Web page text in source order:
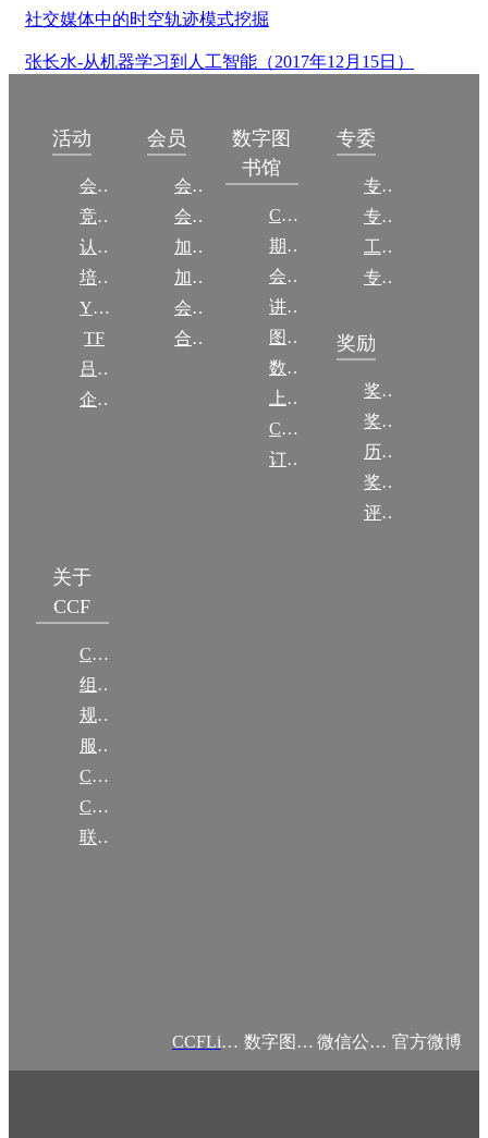
社交媒体中的时空轨迹模式挖掘
张长水-从机器学习到人工智能（2017年12月15日）
活动
会议
竞赛
认证
培训
YOCSEF
TF
吕梁振兴
企智会
会员
会员简介
会员权益
加入CCF
加入CCF
会员交费
合作伙伴
数字图
书馆
CCCF
期刊
会议
讲稿
图集
数图编审委员会
上传/发布作品
CCF DL Focus
订阅《计算》
专委
专委简介
专委条例
工作问答
专委名单
奖励
奖励动态
奖励目录
历年获奖名单
奖项推荐
评奖条例
关于
CCF
CCF简介
组织机构
规章
服务项目
CCF大事记
CCF创建60周年
联系我们
CCFLink APP 数字图书馆 微信公众号 官方微博